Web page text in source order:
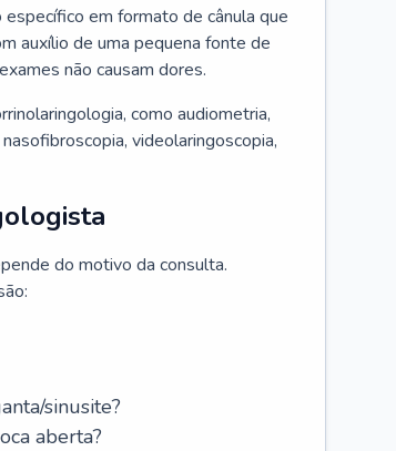
em formato de cânula que
auxílio de uma pequena fonte de
não causam dores.
como audiometria,
videolaringoscopia,
do motivo da consulta.
sinusite?
aberta?